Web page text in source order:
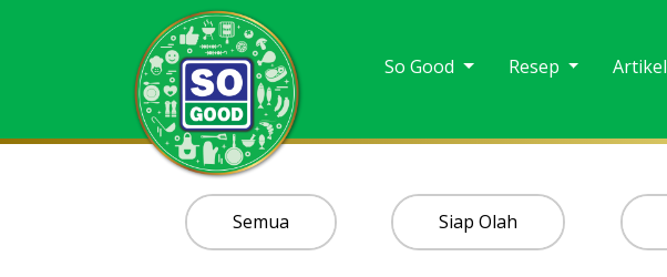
So Good Resep Artikel
Semua Siap Olah